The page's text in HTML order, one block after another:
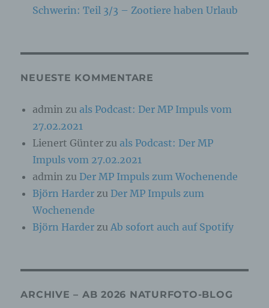
Schwerin: Teil 3/3 – Zootiere haben Urlaub
NEUESTE KOMMENTARE
admin zu als Podcast: Der MP Impuls vom
27.02.2021
Lienert Günter zu als Podcast: Der MP
Impuls vom 27.02.2021
admin zu Der MP Impuls zum Wochenende
Björn Harder zu Der MP Impuls zum
Wochenende
Björn Harder zu Ab sofort auch auf Spotify
ARCHIVE – AB 2026 NATURFOTO-BLOG
Kontaktmöglichkeit über die Internetseite
Vorschriften Angaben, die eine schnelle
Unternehmen sowie eine unmittelbare
sogenannten elektronischen Post (E-Mail-
per E-Mail oder über ein Kontaktformular den
Kontakt mit dem für die Verarbeitung
betroffenen Person übermittelten
personenbezogenen Daten automatisch
gespeichert. Solche auf freiwilliger Basis von einer
betroffenen Person an den für die Verarbeitung
Verantwortlichen übermittelten
personenbezogenen Daten werden für Zwecke der
Bearbeitung oder der Kontaktaufnahme zur